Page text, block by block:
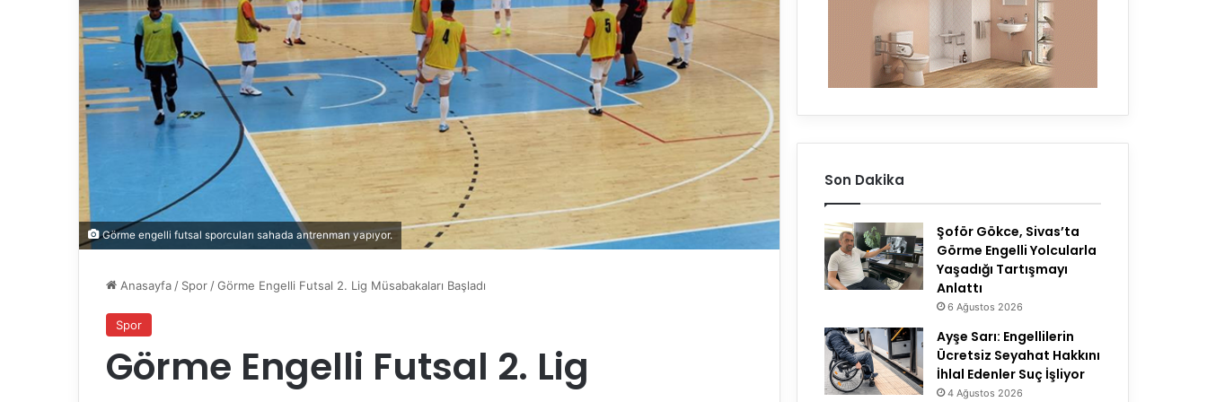
Görme engelli futsal sporcuları sahada antrenman yapıyor.
Anasayfa/ Spor/Görme Engelli Futsal 2. Lig Müsabakaları Başladı
Spor
Görme Engelli Futsal 2. Lig
Son Dakika
Şoför Gökce, Sivas’ta
Görme Engelli Yolcularla
Yaşadığı Tartışmayı
Anlattı
6 Ağustos 2026
Ayşe Sarı: Engellilerin
Ücretsiz Seyahat Hakkını
İhlal Edenler Suç İşliyor
4 Ağustos 2026